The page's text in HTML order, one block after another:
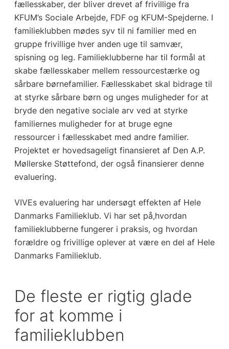
fællesskaber, der bliver drevet af frivillige fra
KFUM’s Sociale Arbejde, FDF og KFUM-Spejderne. I
familieklubben mødes syv til ni familier med en
gruppe frivillige hver anden uge til samvær,
spisning og leg. Familieklubberne har til formål at
skabe fællesskaber mellem ressourcestærke og
sårbare børnefamilier. Fællesskabet skal bidrage til
at styrke sårbare børn og unges muligheder for at
bryde den negative sociale arv ved at styrke
familiernes muligheder for at bruge egne
ressourcer i fællesskabet med andre familier.
Projektet er hovedsageligt finansieret af Den A.P.
Møllerske Støttefond, der også finansierer denne
evaluering.
VIVEs evaluering har undersøgt effekten af Hele
Danmarks Familieklub. Vi har set på,hvordan
familieklubberne fungerer i praksis, og hvordan
forældre og frivillige oplever at være en del af Hele
Danmarks Familieklub.
De fleste er rigtig glade
for at komme i
familieklubben